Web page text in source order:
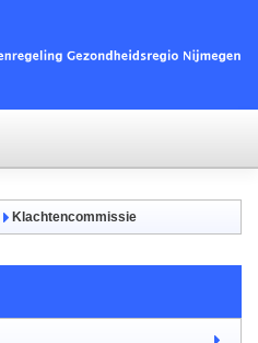
Klachtencommissie